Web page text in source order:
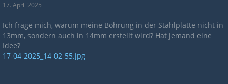
17. April 2025
Ich frage mich, warum meine Bohrung in der Stahlplatte nicht in
13mm, sondern auch in 14mm erstellt wird? Hat jemand eine
Idee?
17-04-2025_14-02-55.jpg